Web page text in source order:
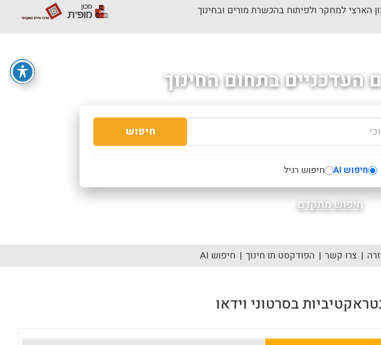
הארצי למחקר ולפיתוח בהכשרת מורים ובחינוך
העדכניים בתחום החינוך
חיפוש
חיפוש AI חיפוש רגיל
חיפוש מתקדם
צרו קשר הפודקסט תו חינוך חיפוש AI
בסרטוני וידאו